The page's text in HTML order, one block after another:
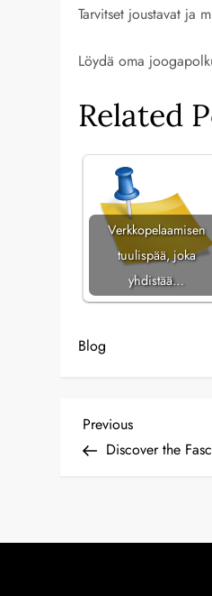
Tarvitset joustavat ja
Löydä oma
Related
Verkkopelaamisen
tuulispää, joka
yhdistää…
Blog
P
t
Previous
Post
Previous
Discover the